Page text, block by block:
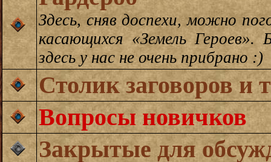
Здесь, сняв доспехи, можно
касающихся «Земель
здесь у нас не очень прибрано :)
Столик заговоров и
Вопросы новичков
Закрытые для